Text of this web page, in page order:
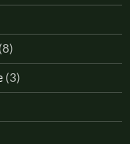
(8)
(3)